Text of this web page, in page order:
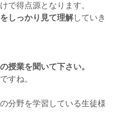
で得点源となります。
しっかり見て理解していき
授業を聞いて下さい。
すね。
分野を学習している生徒様